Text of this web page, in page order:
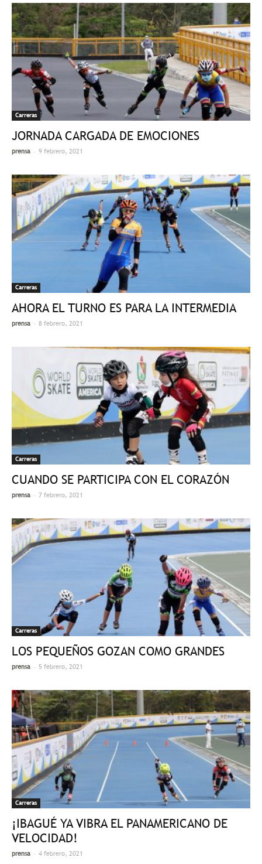
Carreras
JORNADA CARGADA DE EMOCIONES
prensa - 9 febrero, 2021
Carreras
AHORA EL TURNO ES PARA LA INTERMEDIA
prensa - 8 febrero, 2021
Carreras
CUANDO SE PARTICIPA CON EL CORAZÓN
prensa - 7 febrero, 2021
Carreras
LOS PEQUEÑOS GOZAN COMO GRANDES
prensa - 5 febrero, 2021
Carreras
¡IBAGUÉ YA VIBRA EL PANAMERICANO DE
VELOCIDAD!
prensa - 4 febrero, 2021